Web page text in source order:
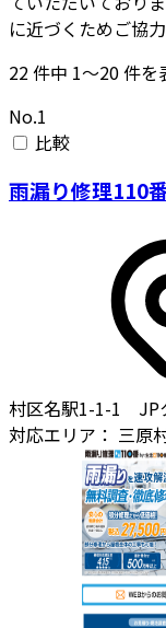
に近づくためご協
22件中 1〜20件を
No.1
比較
雨漏り修理110
村区名駅1-1-1 JP
対応エリア： 三原